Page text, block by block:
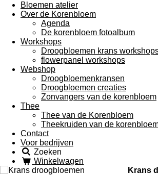
Bloemen atelier
Over de Korenbloem
Agenda
De korenbloem fotoalbum
Workshops
Droogbloemen krans
flowerpanel workshops
Webshop
Droogbloemenkransen
Droogbloemen creaties
Zonvangers van de korenbloem
Thee
Thee van de Korenbloem
Theekruiden van de
Contact
Voor bedrijven
Zoeken
Winkelwagen
Krans